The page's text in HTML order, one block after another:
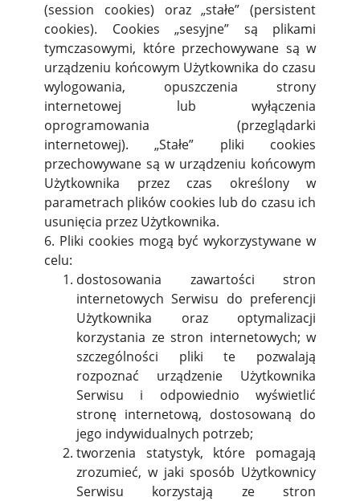
(session cookies) oraz „stałe” (persistent
cookies). Cookies „sesyjne” są plikami
tymczasowymi, które przechowywane są w
urządzeniu końcowym Użytkownika do czasu
wylogowania, opuszczenia strony
internetowej lub wyłączenia
oprogramowania (przeglądarki
internetowej). „Stałe” pliki cookies
przechowywane są w urządzeniu końcowym
Użytkownika przez czas określony w
parametrach plików cookies lub do czasu ich
usunięcia przez Użytkownika.
6. Pliki cookies mogą być wykorzystywane w
celu:
dostosowania zawartości stron
internetowych Serwisu do preferencji
Użytkownika oraz optymalizacji
korzystania ze stron internetowych; w
szczególności pliki te pozwalają
rozpoznać urządzenie Użytkownika
Serwisu i odpowiednio wyświetlić
stronę internetową, dostosowaną do
jego indywidualnych potrzeb;
tworzenia statystyk, które pomagają
zrozumieć, w jaki sposób Użytkownicy
Serwisu korzystają ze stron